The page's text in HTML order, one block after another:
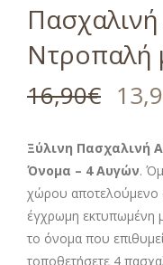
Ντροπαλή
16,90€
Ξύλινη Πασχαλινή
Όνομα – 4 Αυγών.
χώρου αποτελούμενο
έγχρωμη εκτυπωμένη
το όνομα που
τοποθετήσετε 4